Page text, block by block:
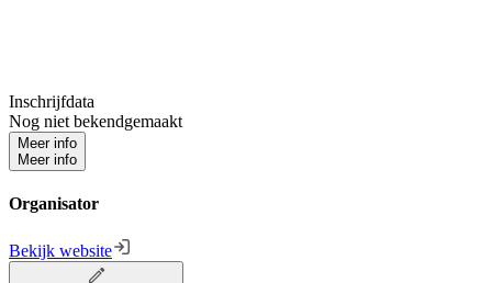
Inschrijfdata
Nog niet bekendgemaakt
Meer info
Meer info
Organisator
Bekijk website